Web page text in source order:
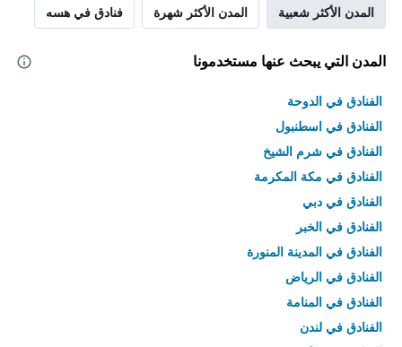
المدن الأكثر شعبية المدن الأكثر شهرة فنادق في هسه
المدن التي يبحث عنها مستخدمونا
الفنادق في الدوحة
الفنادق في اسطنبول
الفنادق في شرم الشيخ
الفنادق في مكة المكرمة
الفنادق في دبي
الفنادق في الخبر
الفنادق في المدينة المنورة
الفنادق في الرياض
الفنادق في المنامة
الفنادق في لندن